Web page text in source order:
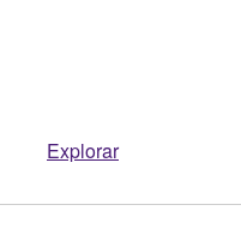
Explorar